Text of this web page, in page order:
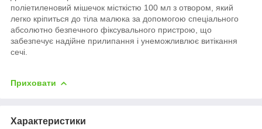
поліетиленовий мішечок місткістю 100 мл з отвором, який
легко кріпиться до тіла малюка за допомогою спеціального
абсолютно безпечного фіксувального пристрою, що
забезпечує надійне прилипання і унеможливлює витікання
сечі.
Приховати
Характеристики